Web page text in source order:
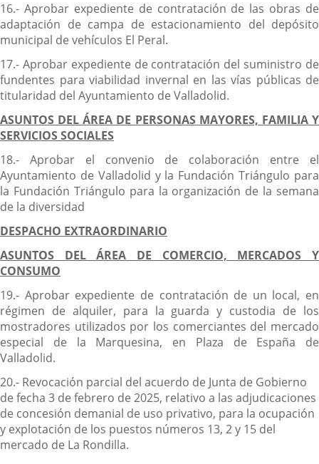
16.- Aprobar expediente de contratación de las obras de
adaptación de campa de estacionamiento del depósito
municipal de vehículos El Peral.
17.- Aprobar expediente de contratación del suministro de
fundentes para viabilidad invernal en las vías públicas de
titularidad del Ayuntamiento de Valladolid.
ASUNTOS DEL ÁREA DE PERSONAS MAYORES, FAMILIA Y
SERVICIOS SOCIALES
18.- Aprobar el convenio de colaboración entre el
Ayuntamiento de Valladolid y la Fundación Triángulo para
la Fundación Triángulo para la organización de la semana
de la diversidad
DESPACHO EXTRAORDINARIO
ASUNTOS DEL ÁREA DE COMERCIO, MERCADOS Y
CONSUMO
19.- Aprobar expediente de contratación de un local, en
régimen de alquiler, para la guarda y custodia de los
mostradores utilizados por los comerciantes del mercado
especial de la Marquesina, en Plaza de España de
Valladolid.
20.- Revocación parcial del acuerdo de Junta de Gobierno
de fecha 3 de febrero de 2025, relativo a las adjudicaciones
de concesión demanial de uso privativo, para la ocupación
y explotación de los puestos números 13, 2 y 15 del
mercado de La Rondilla.